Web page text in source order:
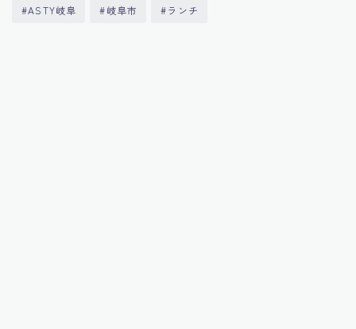
#ASTY岐阜 #岐阜市 #ランチ